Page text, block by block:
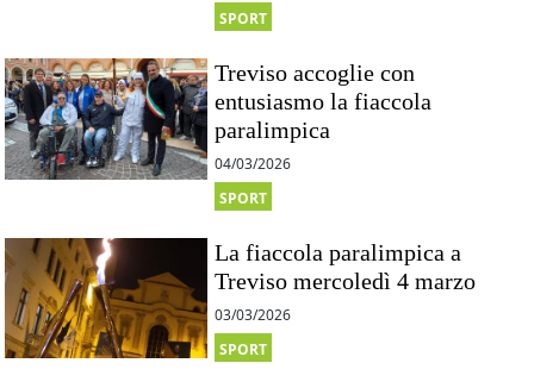
SPORT
Treviso accoglie con
entusiasmo la fiaccola
paralimpica
04/03/2026
SPORT
La fiaccola paralimpica a
Treviso mercoledì 4 marzo
03/03/2026
SPORT